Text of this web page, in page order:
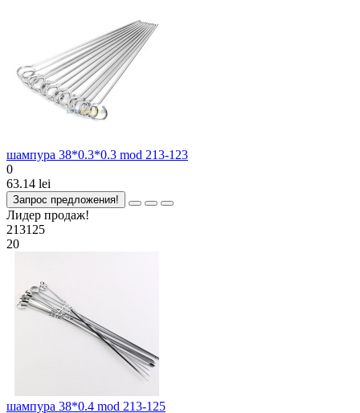
шампура 38*0.3*0.3 mod 213-123
0
63.14 lei
Запрос предложения!
Лидер продаж!
213125
20
шампура 38*0.4 mod 213-125